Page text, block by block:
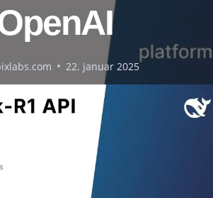
22. januar 2025